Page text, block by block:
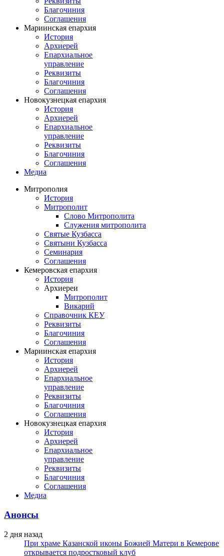
Благочиния
Соглашения
Мариинская епархия
История
Архиерей
Епархиальное
управление
Реквизиты
Благочиния
Соглашения
Новокузнецкая епархия
История
Архиерей
Епархиальное
управление
Реквизиты
Благочиния
Соглашения
Медиа
Митрополия
История
Митрополит
Слово Митрополита
Служения митрополита
Святые Кузбасса
Святыни Кузбасса
Семинария
Соглашения
Кемеровская епархия
История
Архиереи
Митрополит
Викарий
Справочник КЕУ
Реквизиты
Благочиния
Соглашения
Мариинская епархия
История
Архиерей
Епархиальное
управление
Реквизиты
Благочиния
Соглашения
Новокузнецкая епархия
История
Архиерей
Епархиальное
управление
Реквизиты
Благочиния
Соглашения
Медиа
Анонсы
2 дня назад
При храме Казанской иконы Божией Матери в Кемерове
открывается подростковый клуб